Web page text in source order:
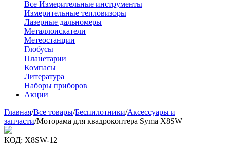
Все Измерительные инструменты
Измерительные тепловизоры
Лазерные дальномеры
Металлоискатели
Метеостанции
Глобусы
Планетарии
Компасы
Литература
Наборы приборов
Акции
Главная/Все товары/Беспилотники/Аксессуары и
запчасти/Моторама для квадрокоптера Syma X8SW
КОД: X8SW-12